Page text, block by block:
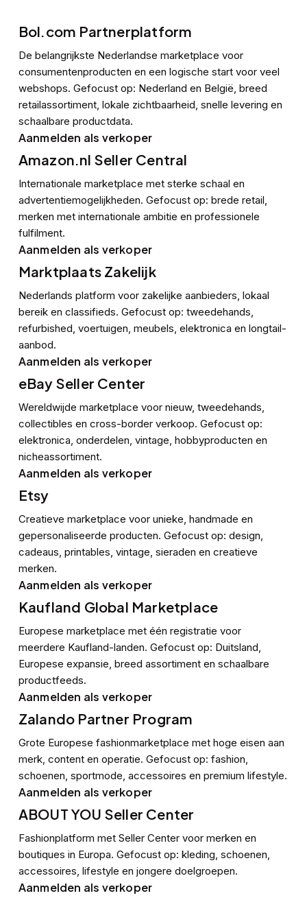
Bol.com Partnerplatform
De belangrijkste Nederlandse marketplace voor
consumentenproducten en een logische start voor veel
webshops. Gefocust op: Nederland en België, breed
retailassortiment, lokale zichtbaarheid, snelle levering en
schaalbare productdata.
Aanmelden als verkoper
Amazon.nl Seller Central
Internationale marketplace met sterke schaal en
advertentiemogelijkheden. Gefocust op: brede retail,
merken met internationale ambitie en professionele
fulfilment.
Aanmelden als verkoper
Marktplaats Zakelijk
Nederlands platform voor zakelijke aanbieders, lokaal
bereik en classifieds. Gefocust op: tweedehands,
refurbished, voertuigen, meubels, elektronica en longtail-
aanbod.
Aanmelden als verkoper
eBay Seller Center
Wereldwijde marketplace voor nieuw, tweedehands,
collectibles en cross-border verkoop. Gefocust op:
elektronica, onderdelen, vintage, hobbyproducten en
nicheassortiment.
Aanmelden als verkoper
Etsy
Creatieve marketplace voor unieke, handmade en
gepersonaliseerde producten. Gefocust op: design,
cadeaus, printables, vintage, sieraden en creatieve
merken.
Aanmelden als verkoper
Kaufland Global Marketplace
Europese marketplace met één registratie voor
meerdere Kaufland-landen. Gefocust op: Duitsland,
Europese expansie, breed assortiment en schaalbare
productfeeds.
Aanmelden als verkoper
Zalando Partner Program
Grote Europese fashionmarketplace met hoge eisen aan
merk, content en operatie. Gefocust op: fashion,
schoenen, sportmode, accessoires en premium lifestyle.
Aanmelden als verkoper
ABOUT YOU Seller Center
Fashionplatform met Seller Center voor merken en
boutiques in Europa. Gefocust op: kleding, schoenen,
accessoires, lifestyle en jongere doelgroepen.
Aanmelden als verkoper